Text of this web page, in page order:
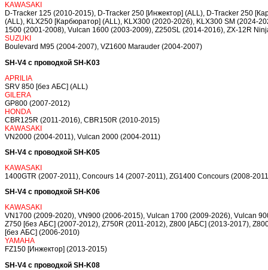
KAWASAKI
D-Tracker 125 (2010-2015), D-Tracker 250 [Инжектор] (ALL), D-Tracker 250
(ALL), KLX250 [Карбюратор] (ALL), KLX300 (2020-2026), KLX300 SM (2024-
1500 (2001-2008), Vulcan 1600 (2003-2009), Z250SL (2014-2016), ZX-12R
SUZUKI
Boulevard M95 (2004-2007), VZ1600 Marauder (2004-2007)
SH-V4 с проводкой SH-K03
APRILIA
SRV 850 [без АБС] (ALL)
GILERA
GP800 (2007-2012)
HONDA
CBR125R (2011-2016), CBR150R (2010-2015)
KAWASAKI
VN2000 (2004-2011), Vulcan 2000 (2004-2011)
SH-V4 с проводкой SH-K05
KAWASAKI
1400GTR (2007-2011), Concours 14 (2007-2011), ZG1400 Concours (2008-
SH-V4 с проводкой SH-K06
KAWASAKI
VN1700 (2009-2020), VN900 (2006-2015), Vulcan 1700 (2009-2026), Vulcan
Z750 [без АБС] (2007-2012), Z750R (2011-2012), Z800 [АБС] (2013-2017),
[без АБС] (2006-2010)
YAMAHA
FZ150 [Инжектор] (2013-2015)
SH-V4 с проводкой SH-K08